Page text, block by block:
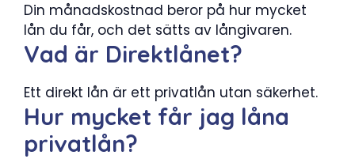
Din månadskostnad beror på hur mycket
lån du får, och det sätts av långivaren.
Vad är Direktlånet?
Ett direkt lån är ett privatlån utan säkerhet.
Hur mycket får jag låna
privatlån?